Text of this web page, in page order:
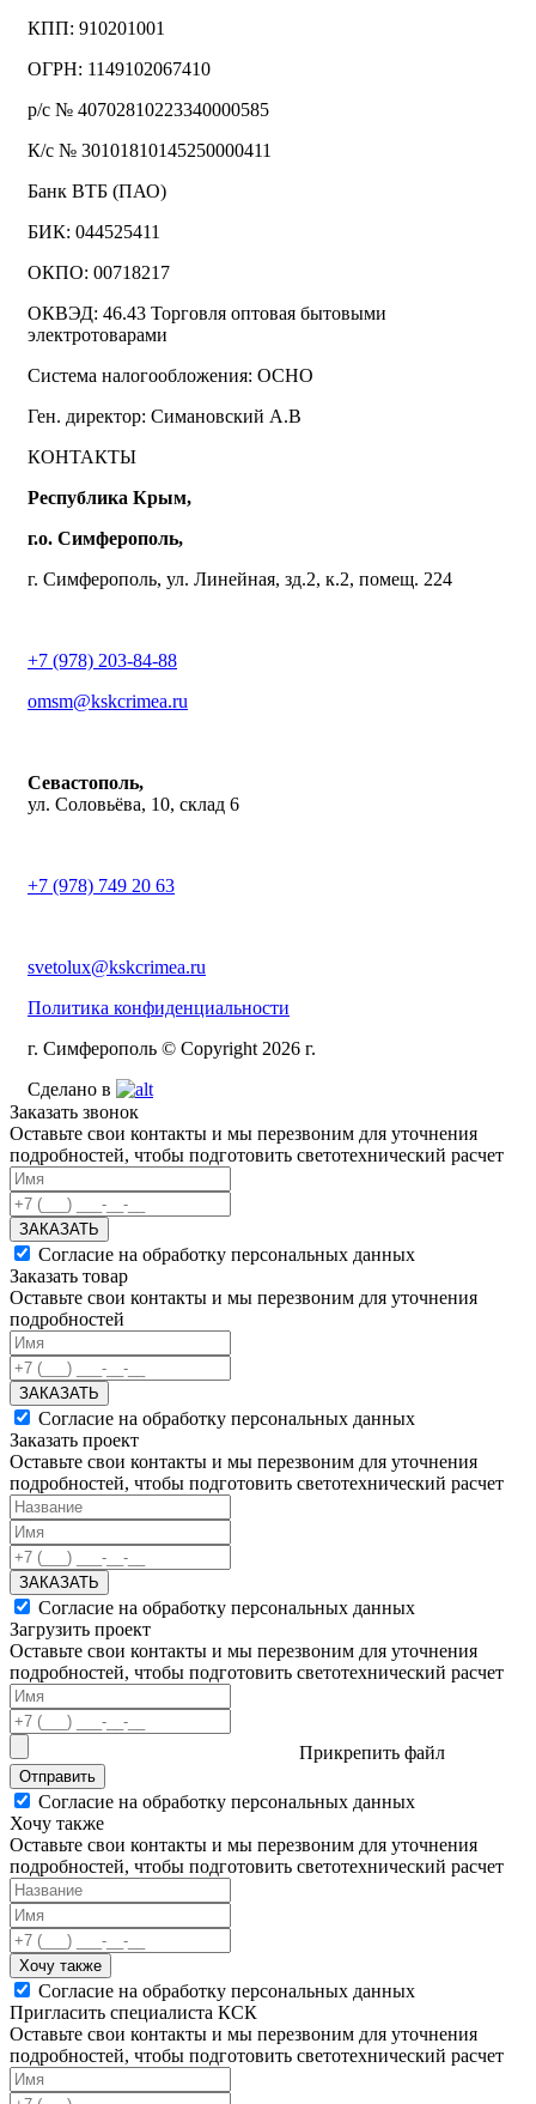
КПП: 910201001
ОГРН: 1149102067410
р/с № 40702810223340000585
К/с № 30101810145250000411
Банк ВТБ (ПАО)
БИК: 044525411
ОКПО: 00718217
ОКВЭД: 46.43 Торговля оптовая бытовыми
электротоварами
Система налогообложения: ОСНО
Ген. директор: Симановский А.В
КОНТАКТЫ
Республика Крым,
г.о. Симферополь,
г. Симферополь, ул. Линейная, зд.2, к.2, помещ. 224
+7 (978) 203-84-88
omsm@kskcrimea.ru
Севастополь,
ул. Соловьёва, 10, склад 6
+7 (978) 749 20 63
svetolux@kskcrimea.ru
Политика конфиденциальности
г. Симферополь © Copyright 2026 г.
Сделано в
Заказать звонок
Оставьте свои контакты и мы перезвоним для уточнения
подробностей, чтобы подготовить светотехнический расчет
ЗАКАЗАТЬ
Согласие на обработку персональных данных
Заказать товар
Оставьте свои контакты и мы перезвоним для уточнения
подробностей
ЗАКАЗАТЬ
Согласие на обработку персональных данных
Заказать проект
Оставьте свои контакты и мы перезвоним для уточнения
подробностей, чтобы подготовить светотехнический расчет
ЗАКАЗАТЬ
Согласие на обработку персональных данных
Загрузить проект
Оставьте свои контакты и мы перезвоним для уточнения
подробностей, чтобы подготовить светотехнический расчет
Прикрепить файл
Отправить
Согласие на обработку персональных данных
Хочу также
Оставьте свои контакты и мы перезвоним для уточнения
подробностей, чтобы подготовить светотехнический расчет
Хочу также
Согласие на обработку персональных данных
Пригласить специалиста КСК
Оставьте свои контакты и мы перезвоним для уточнения
подробностей, чтобы подготовить светотехнический расчет